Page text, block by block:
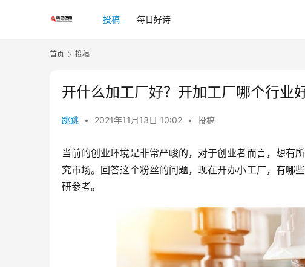
投稿 每日好诗
首页 投稿
开什么加工厂好？开加工厂哪个行业
跳跳 • 2021年11月13日 10:02 • 投稿
当前的创业环境是非常严峻的，对于创业者而言，想有
究市场。回答这个粉丝的问题，现在开办小工厂，有哪
研参考。